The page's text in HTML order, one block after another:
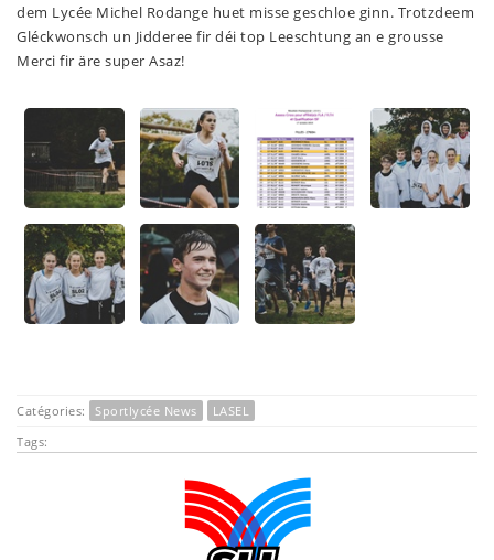
dem Lycée Michel Rodange huet misse geschloe ginn. Trotzdeem
Gléckwonsch un Jidderee fir déi top Leeschtung an e grousse
Merci fir äre super Asaz!
Catégories: Sportlycée News
LASEL
Tags: